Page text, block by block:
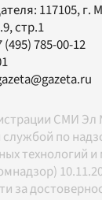
117105, г.
стр.1
(495) 785-00-12
СМИ
по
технологий и
за